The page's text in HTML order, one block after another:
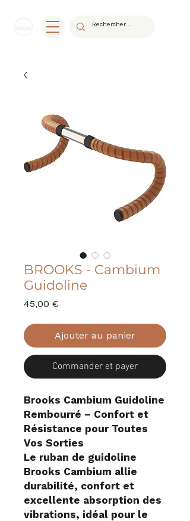
BROOKS - Cambium
Guidoline
45,00 €
Ajouter au panier
Commander et payer
Brooks Cambium Guidoline
Rembourré – Confort et
Résistance pour Toutes
Vos Sorties
Le ruban de guidoline
Brooks Cambium allie
durabilité, confort et
excellente absorption des
vibrations, idéal pour le